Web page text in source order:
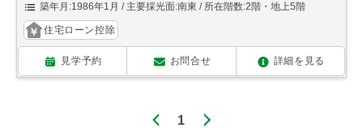
築年月:1986年1月
主要採光面:南東 所在階数:2階・地上5階
住宅ローン控除
見学予約 お問合せ 詳細を見る
1